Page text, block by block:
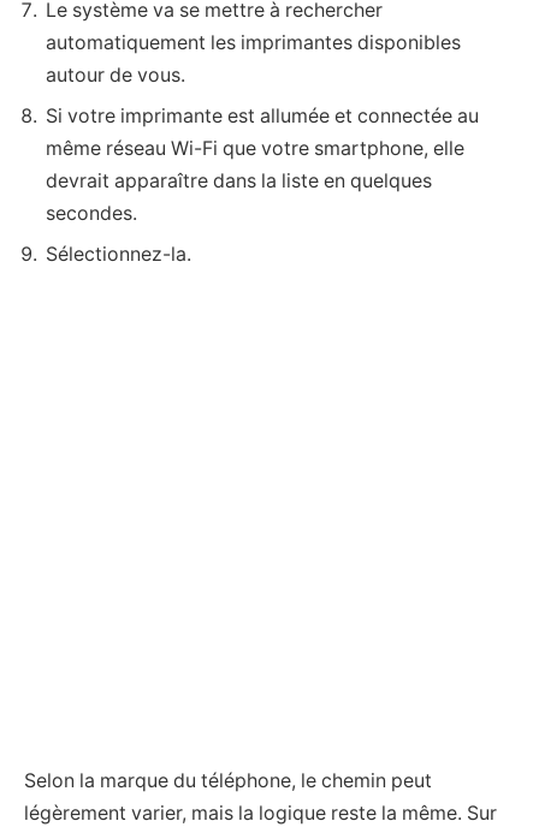
Le système va se mettre à rechercher
automatiquement les imprimantes disponibles
autour de vous.
Si votre imprimante est allumée et connectée au
même réseau Wi-Fi que votre smartphone, elle
devrait apparaître dans la liste en quelques
secondes.
Sélectionnez-la.
Selon la marque du téléphone, le chemin peut
légèrement varier, mais la logique reste la même. Sur